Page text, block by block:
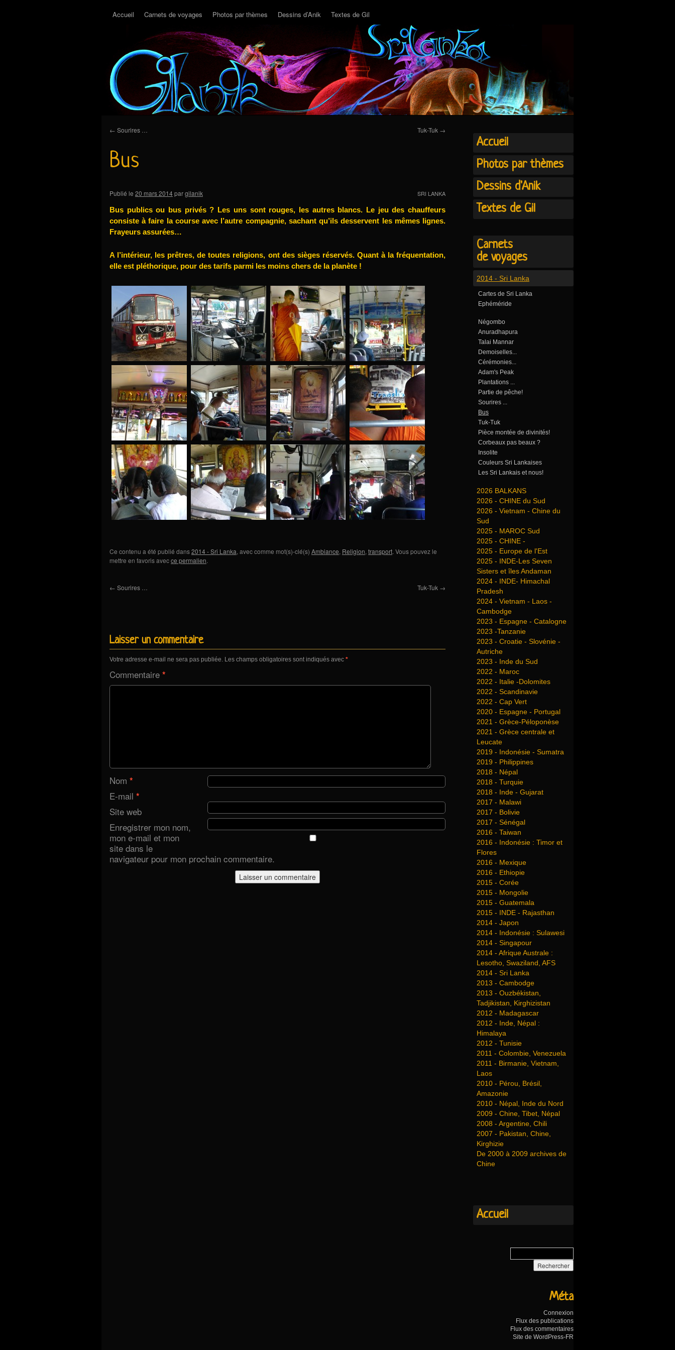
Accueil Carnets de voyages Photos par thèmes Dessins d’Anik Textes de Gil
← Sourires … Tuk-Tuk →
Bus
Publié le 20 mars 2014pargilanik SRI LANKA
Bus publics ou bus privés ? Les uns sont rouges, les autres blancs. Le jeu des chauffeurs
consiste à faire la course avec l’autre compagnie, sachant qu’ils desservent les mêmes lignes.
Frayeurs assurées…
A l’intérieur, les prêtres, de toutes religions, ont des sièges réservés. Quant à la fréquentation,
elle est pléthorique, pour des tarifs parmi les moins chers de la planète !
Ce contenu a été publié dans2014 - Sri Lanka, avec comme mot(s)-clé(s) Ambiance, Religion, transport. Vous pouvez le
mettre en favoris avecce permalien.
← Sourires … Tuk-Tuk →
Laisser un commentaire
Votre adresse e-mail ne sera pas publiée. Les champs obligatoires sont indiqués avec *
Commentaire *
Nom *
E-mail *
Site web
Enregistrer mon nom,
mon e-mail et mon
site dans le
navigateur pour mon prochain commentaire.
Accueil
Photos par thèmes
Dessins d'Anik
Textes de Gil
Carnets
de voyages
2014 - Sri Lanka
Cartes de Sri Lanka
Ephéméride
Négombo
Anuradhapura
Talai Mannar
Demoiselles...
Cérémonies...
Adam's Peak
Plantations ...
Partie de pêche!
Sourires ...
Bus
Tuk-Tuk
Pièce montée de divinités!
Corbeaux pas beaux ?
Insolite
Couleurs Sri Lankaises
Les Sri Lankais et nous!
2026 BALKANS
2026 - CHINE du Sud
2026 - Vietnam - Chine du
Sud
2025 - MAROC Sud
2025 - CHINE -
2025 - Europe de l'Est
2025 - INDE-Les Seven
Sisters et îles Andaman
2024 - INDE- Himachal
Pradesh
2024 - Vietnam - Laos -
Cambodge
2023 - Espagne - Catalogne
2023 -Tanzanie
2023 - Croatie - Slovénie -
Autriche
2023 - Inde du Sud
2022 - Maroc
2022 - Italie -Dolomites
2022 - Scandinavie
2022 - Cap Vert
2020 - Espagne - Portugal
2021 - Grèce-Péloponèse
2021 - Grèce centrale et
Leucate
2019 - Indonésie - Sumatra
2019 - Philippines
2018 - Népal
2018 - Turquie
2018 - Inde - Gujarat
2017 - Malawi
2017 - Bolivie
2017 - Sénégal
2016 - Taiwan
2016 - Indonésie : Timor et
Flores
2016 - Mexique
2016 - Ethiopie
2015 - Corée
2015 - Mongolie
2015 - Guatemala
2015 - INDE - Rajasthan
2014 - Japon
2014 - Indonésie : Sulawesi
2014 - Singapour
2014 - Afrique Australe :
Lesotho, Swaziland, AFS
2014 - Sri Lanka
2013 - Cambodge
2013 - Ouzbékistan,
Tadjikistan, Kirghizistan
2012 - Madagascar
2012 - Inde, Népal :
Himalaya
2012 - Tunisie
2011 - Colombie, Venezuela
2011 - Birmanie, Vietnam,
Laos
2010 - Pérou, Brésil,
Amazonie
2010 - Népal, Inde du Nord
2009 - Chine, Tibet, Népal
2008 - Argentine, Chili
2007 - Pakistan, Chine,
Kirghizie
De 2000 à 2009 archives de
Chine
Accueil
Méta
Connexion
Flux des publications
Flux des commentaires
Site de WordPress-FR